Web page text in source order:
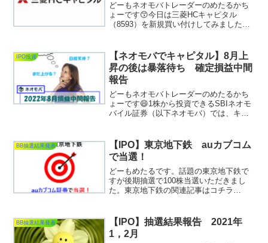
どーもネオモバトレーダーのめたるかち
ょーです😙今日は三菱HCキャピタル
（8593）を新規買い付けしてみました。
も買っていきます。三菱HCキャピタル
（8593）を...
IPO投資
【ネオモバでキャピタル】8月上
昇の後は暴落待ち 確定損益中間
報告
どーもネオモバトレーダーのめたるかち
ょーです😄1株から投資できるSBIネオモ
バイル証券（以下ネオモバ）では、キャ
付け、1月5日以来7ヶ月振りの29,000円台
回復...
BB抽選結果発表
【IPO】東京地下鉄 auカブコム
で当選！
どーもめたるです。話題の東京地下鉄で
すが後期抽選で100株当選いただきまし
た。東京地下鉄の関連記事はコチラ
地下鉄（9023）の補欠分どうなっ...
BB抽選結果発表
【IPO】抽選結果報告 2021年
1，2月